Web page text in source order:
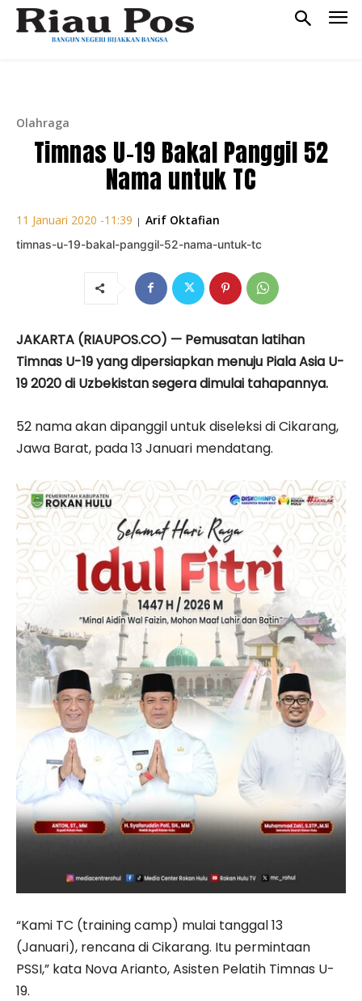
Olahraga
Timnas U-19 Bakal Panggil 52
Nama untuk TC
11 Januari 2020 -11:39 | Arif Oktafian
timnas-u-19-bakal-panggil-52-nama-untuk-tc
JAKARTA (RIAUPOS.CO) — Pemusatan latihan
Timnas U-19 yang dipersiapkan menuju Piala Asia U-
19 2020 di Uzbekistan segera dimulai tahapannya.
52 nama akan dipanggil untuk diseleksi di Cikarang,
Jawa Barat, pada 13 Januari mendatang.
“Kami TC (training camp) mulai tanggal 13
(Januari), rencana di Cikarang. Itu permintaan
PSSI,” kata Nova Arianto, Asisten Pelatih Timnas U-
19.